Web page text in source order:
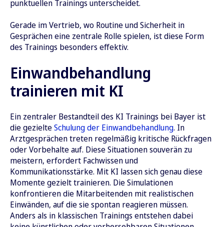
punktuellen Trainings unterscheidet.
Gerade im Vertrieb, wo Routine und Sicherheit in
Gesprächen eine zentrale Rolle spielen, ist diese Form
des Trainings besonders effektiv.
Einwandbehandlung
trainieren mit KI
Ein zentraler Bestandteil des KI Trainings bei Bayer ist
die gezielteSchulung der Einwandbehandlung. In
Arztgesprächen treten regelmäßig kritische Rückfragen
oder Vorbehalte auf. Diese Situationen souverän zu
meistern, erfordert Fachwissen und
Kommunikationsstärke. Mit KI lassen sich genau diese
Momente gezielt trainieren. Die Simulationen
konfrontieren die Mitarbeitenden mit realistischen
Einwänden, auf die sie spontan reagieren müssen.
Anders als in klassischen Trainings entstehen dabei